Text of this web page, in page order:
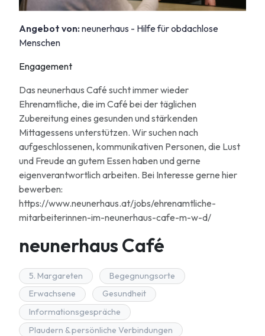
Angebot von: neunerhaus - Hilfe für obdachlose
Menschen
Engagement
Das neunerhaus Café sucht immer wieder
Ehrenamtliche, die im Café bei der täglichen
Zubereitung eines gesunden und stärkenden
Mittagessens unterstützen. Wir suchen nach
aufgeschlossenen, kommunikativen Personen, die Lust
und Freude an gutem Essen haben und gerne
eigenverantwortlich arbeiten. Bei Interesse gerne hier
bewerben:
https://www.neunerhaus.at/jobs/ehrenamtliche-
mitarbeiterinnen-im-neunerhaus-cafe-m-w-d/
neunerhaus Café
5. Margareten
Begegnungsorte
Erwachsene
Gesundheit
Informationsgespräche
Plaudern & persönliche Verbindungen